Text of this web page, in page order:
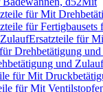
für Mit
für
Ersatzteile für
Drehbetätigung
und Zulauf
für Mit
für Mit